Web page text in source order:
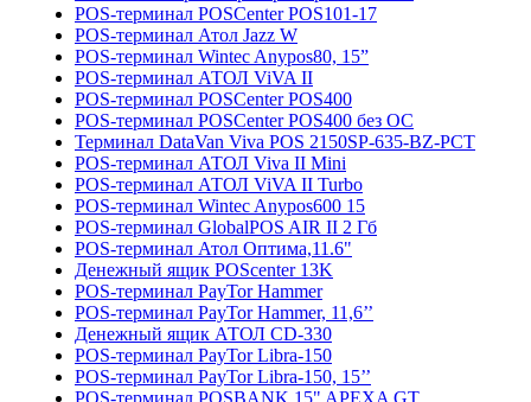
POS-терминал POSCenter POS101-17
POS-терминал Атол Jazz W
POS-терминал Wintec Anypos80, 15”
POS-терминал АТОЛ ViVA II
POS-терминал POSCenter POS400
POS-терминал POSCenter POS400 без ОС
Терминал DataVan Viva POS 2150SP-635-BZ-PCT
POS-терминал АТОЛ Viva II Mini
POS-терминал АТОЛ ViVA II Turbo
POS-терминал Wintec Anypos600 15
POS-терминал GlobalPOS AIR II 2 Гб
POS-терминал Атол Оптима,11.6"
Денежный ящик POScenter 13K
POS-терминал PayTor Hammer
POS-терминал PayTor Hammer, 11,6’’
Денежный ящик АТОЛ CD-330
POS-терминал PayTor Libra-150
POS-терминал PayTor Libra-150, 15’’
POS-терминал POSBANK 15" APEXA GT